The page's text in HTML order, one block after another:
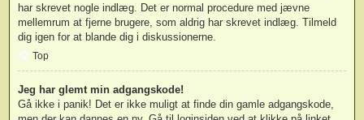
har skrevet nogle indlæg. Det er normal procedure med jævne
mellemrum at fjerne brugere, som aldrig har skrevet indlæg. Tilmeld
dig igen for at blande dig i diskussionerne.
Top
Jeg har glemt min adgangskode!
Gå ikke i panik! Det er ikke muligt at finde din gamle adgangskode,